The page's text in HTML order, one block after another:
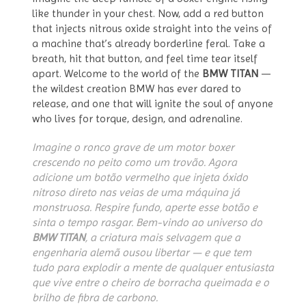
like thunder in your chest. Now, add a red button
that injects nitrous oxide straight into the veins of
a machine that’s already borderline feral. Take a
breath, hit that button, and feel time tear itself
apart. Welcome to the world of the BMW TITAN —
the wildest creation BMW has ever dared to
release, and one that will ignite the soul of anyone
who lives for torque, design, and adrenaline.
Imagine o ronco grave de um motor boxer
crescendo no peito como um trovão. Agora
adicione um botão vermelho que injeta óxido
nitroso direto nas veias de uma máquina já
monstruosa. Respire fundo, aperte esse botão e
sinta o tempo rasgar. Bem-vindo ao universo do
BMW TITAN, a criatura mais selvagem que a
engenharia alemã ousou libertar — e que tem
tudo para explodir a mente de qualquer entusiasta
que vive entre o cheiro de borracha queimada e o
brilho de fibra de carbono.